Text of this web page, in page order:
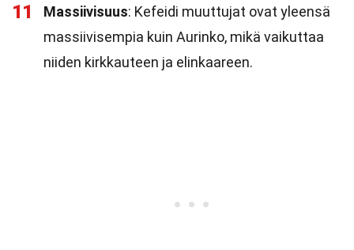
11 Massiivisuus: Kefeidi muuttujat ovat yleensä
massiivisempia kuin Aurinko, mikä vaikuttaa
niiden kirkkauteen ja elinkaareen.